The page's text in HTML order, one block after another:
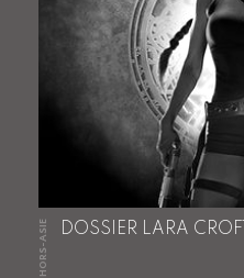
HORS-ASIE DOSSIER LARA CROFT